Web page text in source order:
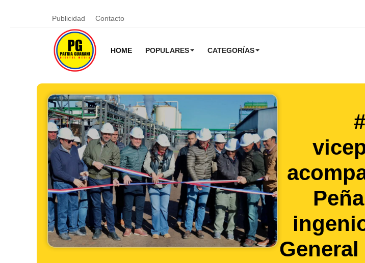
Publicidad Contacto
HOME POPULARES CATEGORÍAS